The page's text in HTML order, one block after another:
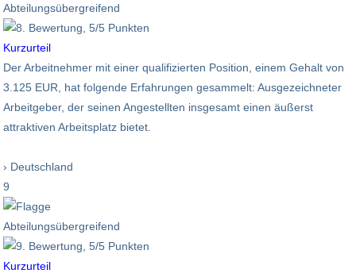
Abteilungsübergreifend
Kurzurteil
Der Arbeitnehmer mit einer qualifizierten Position, einem Gehalt von
3.125 EUR, hat folgende Erfahrungen gesammelt: Ausgezeichneter
Arbeitgeber, der seinen Angestellten insgesamt einen äußerst
attraktiven Arbeitsplatz bietet.
› Deutschland
9
Abteilungsübergreifend
Kurzurteil